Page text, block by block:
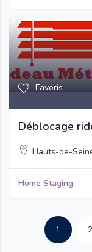
Favoris
Déblocage
Hauts-de-
Home Staging
1 2